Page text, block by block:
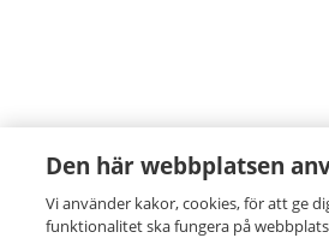
Den här webbplatsen
Vi använder kakor, cookies, för att ge
funktionalitet ska fungera på